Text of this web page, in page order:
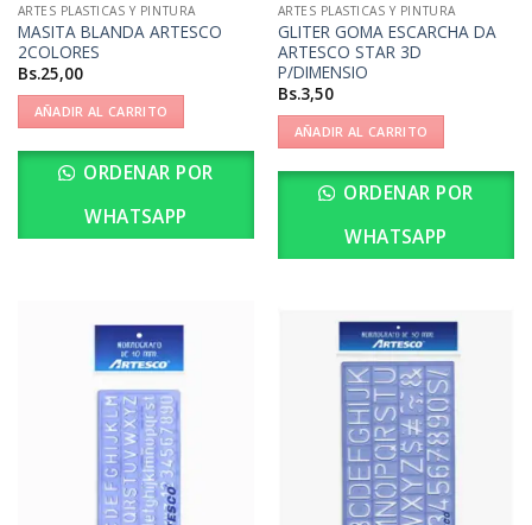
ARTES PLASTICAS Y PINTURA
MASITA BLANDA ARTESCO
2COLORES
Bs.25,00
AÑADIR AL CARRITO
ORDENAR POR
WHATSAPP
ARTES PLASTICAS Y PINTURA
GLITER GOMA ESCARCHA DA
ARTESCO STAR 3D
P/DIMENSIO
Bs.3,50
AÑADIR AL CARRITO
ORDENAR POR
WHATSAPP